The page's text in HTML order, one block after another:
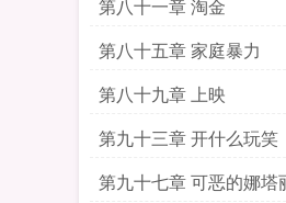
第八十一章 淘金
第八十五章 家庭暴力
第八十九章 上映
第九十三章 开什么玩笑
第九十七章 可恶的娜塔